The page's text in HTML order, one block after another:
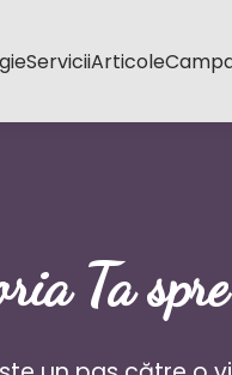
ServiciiArticole
Ta